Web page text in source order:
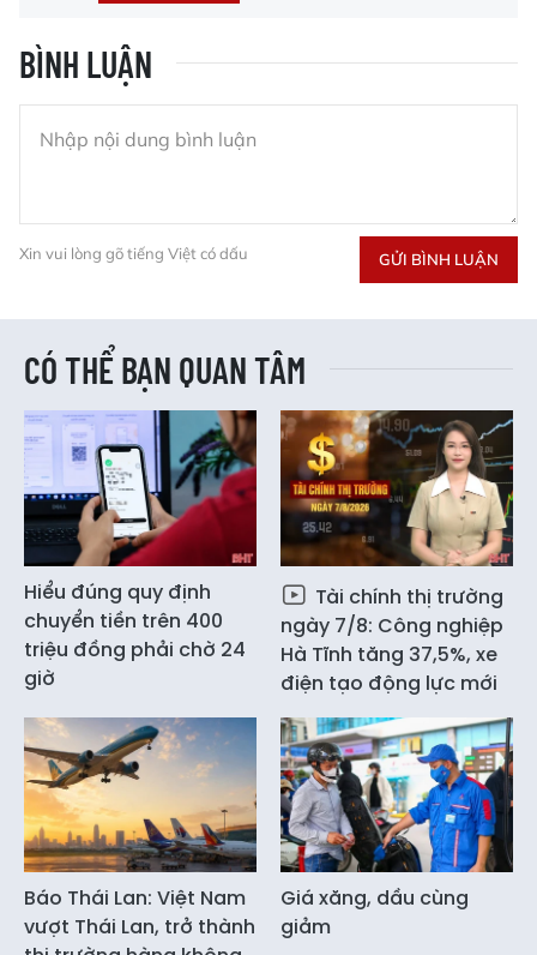
BÌNH LUẬN
Xin vui lòng gõ tiếng Việt có dấu GỬI BÌNH LUẬN
CÓ THỂ BẠN QUAN TÂM
Hiểu đúng quy định
chuyển tiền trên 400
triệu đồng phải chờ 24
giờ
Tài chính thị trường
ngày 7/8: Công nghiệp
Hà Tĩnh tăng 37,5%, xe
điện tạo động lực mới
Báo Thái Lan: Việt Nam
vượt Thái Lan, trở thành
Giá xăng, dầu cùng
giảm